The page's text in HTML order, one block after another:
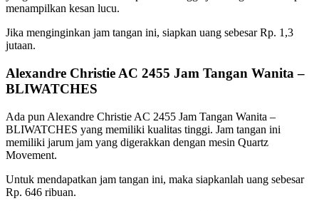
menampilkan kesan lucu.
Jika menginginkan jam tangan ini, siapkan uang sebesar Rp. 1,3
jutaan.
Alexandre Christie AC 2455 Jam Tangan Wanita –
BLIWATCHES
Ada pun Alexandre Christie AC 2455 Jam Tangan Wanita –
BLIWATCHES yang memiliki kualitas tinggi. Jam tangan ini
memiliki jarum jam yang digerakkan dengan mesin Quartz
Movement.
Untuk mendapatkan jam tangan ini, maka siapkanlah uang sebesar
Rp. 646 ribuan.